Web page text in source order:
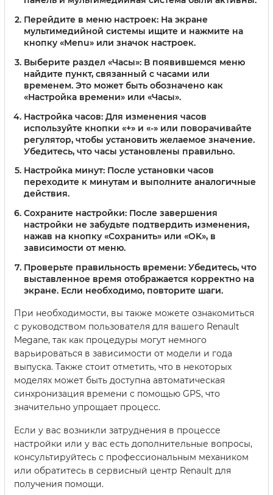
Перейдите в меню настроек: На экране
мультимедийной системы ищите и нажмите на
кнопку «Menu» или значок настроек.
Выберите раздел «Часы»: В появившемся меню
найдите пункт, связанный с часами или
временем. Это может быть обозначено как
«Настройка времени» или «Часы».
Настройка часов: Для изменения часов
используйте кнопки «+» и «-» или поворачивайте
регулятор, чтобы установить желаемое значение.
Убедитесь, что часы установлены правильно.
Настройка минут: После установки часов
переходите к минутам и выполните аналогичные
действия.
Сохраните настройки: После завершения
настройки не забудьте подтвердить изменения,
нажав на кнопку «Сохранить» или «OK», в
зависимости от меню.
Проверьте правильность времени: Убедитесь, что
выставленное время отображается корректно на
экране. Если необходимо, повторите шаги.
При необходимости, вы также можете ознакомиться
с руководством пользователя для вашего Renault
Megane, так как процедуры могут немного
варьироваться в зависимости от модели и года
выпуска. Также стоит отметить, что в некоторых
моделях может быть доступна автоматическая
синхронизация времени с помощью GPS, что
значительно упрощает процесс.
Если у вас возникли затруднения в процессе
настройки или у вас есть дополнительные вопросы,
консультируйтесь с профессиональным механиком
или обратитесь в сервисный центр Renault для
получения помощи.